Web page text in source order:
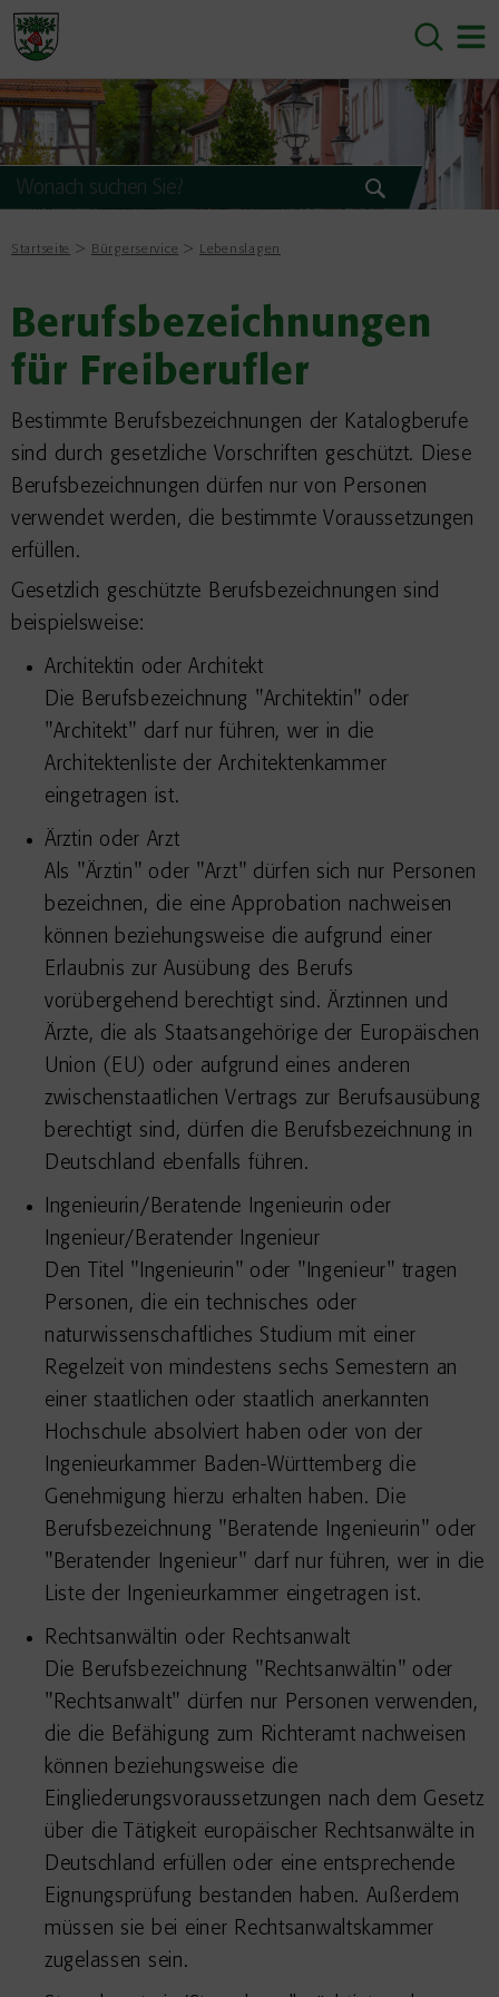
Startseite Bürgerservice Lebenslagen
Berufsbezeichnungen
für Freiberufler
Bestimmte Berufsbezeichnungen der Katalogberufe
sind durch gesetzliche Vorschriften geschützt. Diese
Berufsbezeichnungen dürfen nur von Personen
verwendet werden, die bestimmte Voraussetzungen
erfüllen.
Gesetzlich geschützte Berufsbezeichnungen sind
beispielsweise:
Architektin oder Architekt
Die Berufsbezeichnung "Architektin" oder
"Architekt" darf nur führen, wer in die
Architektenliste der Architektenkammer
eingetragen ist.
Ärztin oder Arzt
Als "Ärztin" oder "Arzt" dürfen sich nur Personen
bezeichnen, die eine Approbation nachweisen
können beziehungsweise die aufgrund einer
Erlaubnis zur Ausübung des Berufs
vorübergehend berechtigt sind. Ärztinnen und
Ärzte, die als Staatsangehörige der Europäischen
Union (EU) oder aufgrund eines anderen
zwischenstaatlichen Vertrags zur Berufsausübung
berechtigt sind, dürfen die Berufsbezeichnung in
Deutschland ebenfalls führen.
Ingenieurin/Beratende Ingenieurin oder
Ingenieur/Beratender Ingenieur
Den Titel "Ingenieurin" oder "Ingenieur" tragen
Personen, die ein technisches oder
naturwissenschaftliches Studium mit einer
Regelzeit von mindestens sechs Semestern an
einer staatlichen oder staatlich anerkannten
Hochschule absolviert haben oder von der
Ingenieurkammer Baden-Württemberg die
Genehmigung hierzu erhalten haben. Die
Berufsbezeichnung "Beratende Ingenieurin" oder
"Beratender Ingenieur" darf nur führen, wer in die
Liste der Ingenieurkammer eingetragen ist.
Rechtsanwältin oder Rechtsanwalt
Die Berufsbezeichnung "Rechtsanwältin" oder
"Rechtsanwalt" dürfen nur Personen verwenden,
die die Befähigung zum Richteramt nachweisen
können beziehungsweise die
Eingliederungsvoraussetzungen nach dem Gesetz
über die Tätigkeit europäischer Rechtsanwälte in
Deutschland erfüllen oder eine entsprechende
Eignungsprüfung bestanden haben. Außerdem
müssen sie bei einer Rechtsanwaltskammer
zugelassen sein.